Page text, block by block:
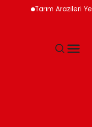
Tarım Arazileri